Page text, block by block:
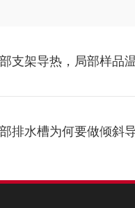
支架导热，局部样品
排水槽为何要做倾斜